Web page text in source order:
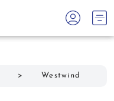
> Westwind